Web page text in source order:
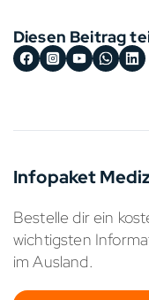
Diesen Beitrag
Infopaket
Bestelle dir ein
wichtigsten
im Ausland.